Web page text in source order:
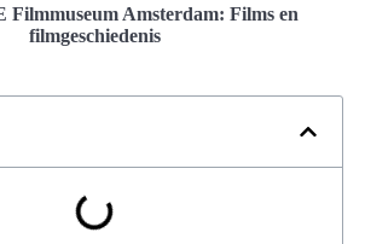
Filmmuseum Amsterdam: Films en
filmgeschiedenis